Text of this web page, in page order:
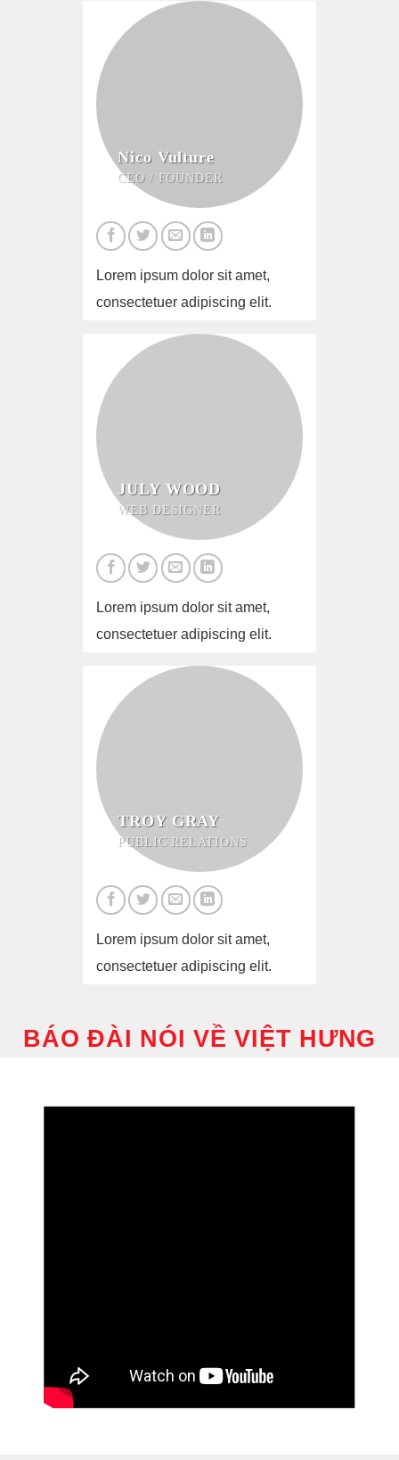
Nico Vulture
CEO / FOUNDER
Lorem ipsum dolor sit amet,
consectetuer adipiscing elit.
JULY WOOD
WEB DESIGNER
Lorem ipsum dolor sit amet,
consectetuer adipiscing elit.
TROY GRAY
PUBLIC RELATIONS
Lorem ipsum dolor sit amet,
consectetuer adipiscing elit.
BÁO ĐÀI NÓI VỀ VIỆT HƯNG